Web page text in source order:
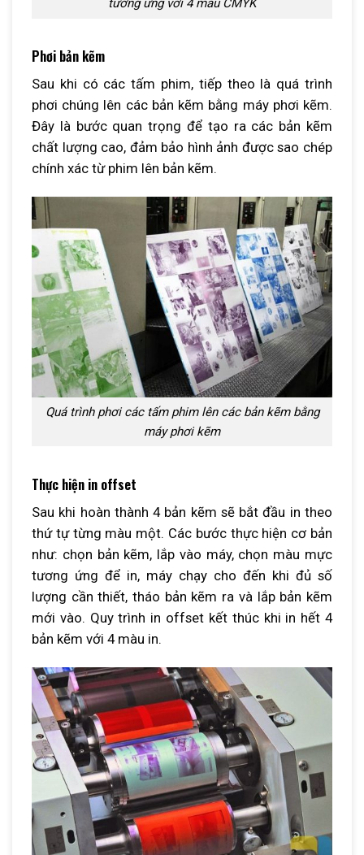
tương ứng với 4 màu CMYK
Phơi bản kẽm
Sau khi có các tấm phim, tiếp theo là quá trình
phơi chúng lên các bản kẽm bằng máy phơi kẽm.
Đây là bước quan trọng để tạo ra các bản kẽm
chất lượng cao, đảm bảo hình ảnh được sao chép
chính xác từ phim lên bản kẽm.
Quá trình phơi các tấm phim lên các bản kẽm bằng
máy phơi kẽm
Thực hiện in offset
Sau khi hoàn thành 4 bản kẽm sẽ bắt đầu in theo
thứ tự từng màu một. Các bước thực hiện cơ bản
như: chọn bản kẽm, lắp vào máy, chọn màu mực
tương ứng để in, máy chạy cho đến khi đủ số
lượng cần thiết, tháo bản kẽm ra và lắp bản kẽm
mới vào. Quy trình in offset kết thúc khi in hết 4
bản kẽm với 4 màu in.